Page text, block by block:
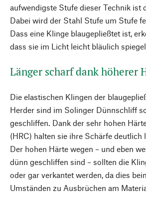
aufwendigste Stufe dieser Technik ist
Dabei wird der Stahl Stufe um Stufe
Dass eine Klinge blaugepließtet ist,
dass sie im Licht leicht bläulich
Länger scharf dank höherer
Die elastischen Klingen der
Herder sind im Solinger Dünnschliff
geschliffen. Dank der sehr hohen
(HRC) halten sie ihre Schärfe deutlich
Der hohen Härte wegen – und eben
dünn geschliffen sind – sollten die
oder gar verkantet werden, da dies
Umständen zu Ausbrüchen am